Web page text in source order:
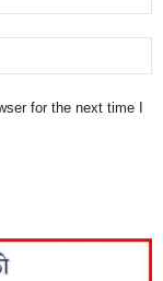
for the next time I